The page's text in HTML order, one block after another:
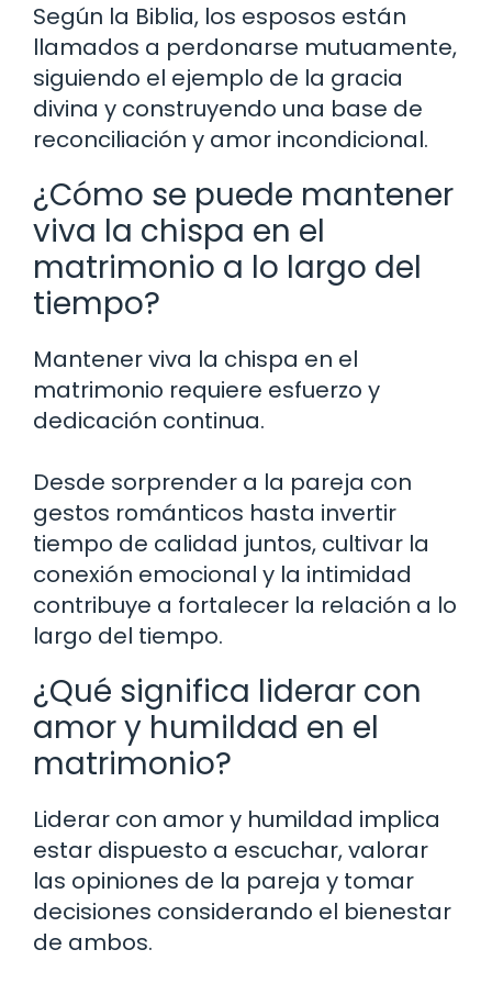
Según la Biblia, los esposos están
llamados a perdonarse mutuamente,
siguiendo el ejemplo de la gracia
divina y construyendo una base de
reconciliación y amor incondicional.
¿Cómo se puede mantener
viva la chispa en el
matrimonio a lo largo del
tiempo?
Mantener viva la chispa en el
matrimonio requiere esfuerzo y
dedicación continua.
Desde sorprender a la pareja con
gestos románticos hasta invertir
tiempo de calidad juntos, cultivar la
conexión emocional y la intimidad
contribuye a fortalecer la relación a lo
largo del tiempo.
¿Qué significa liderar con
amor y humildad en el
matrimonio?
Liderar con amor y humildad implica
estar dispuesto a escuchar, valorar
las opiniones de la pareja y tomar
decisiones considerando el bienestar
de ambos.